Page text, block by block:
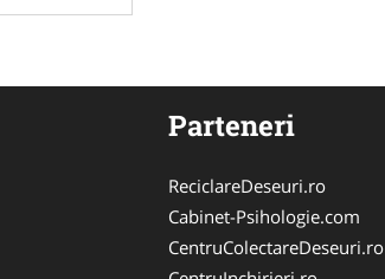
Parteneri
ReciclareDeseuri.ro
Cabinet-Psihologie.com
CentruColectareDeseuri.ro